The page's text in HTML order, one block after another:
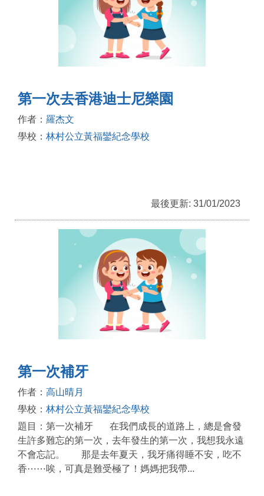
第一次去香港迪士尼樂園
作者： 羅杰文
學校： 林村公立黃福鑾紀念學校
最後更新: 31/01/2023
第一次補牙
作者： 高山晴月
學校： 林村公立黃福鑾紀念學校
題目：第一次補牙 在我們成長的道路上，總是會發
生許多難忘的第一次，去年發生的第一次，我想我永遠
不會忘記。 那是去年夏天，我牙痛得睡不安，吃不
香⋯⋯唉，可真是難受極了！媽媽把我帶...